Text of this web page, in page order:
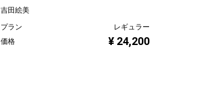
吉田絵美
プラン
レギュラー
価格
¥ 24,200